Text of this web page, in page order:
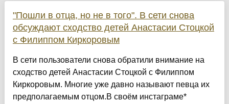
"Пошли в отца, но не в того". В сети снова
обсуждают сходство детей Анастасии Стоцкой
с Филиппом Киркоровым
В сети пользователи снова обратили внимание на
сходство детей Анастасии Стоцкой с Филиппом
Киркоровым. Многие уже давно называют певца их
предполагаемым отцом.В своём инстаграме*